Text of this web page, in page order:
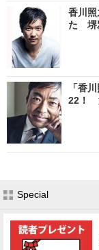
香川照
た 堺
「香
22！
Special